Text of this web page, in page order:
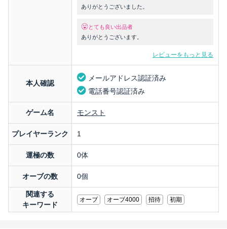
ありがとうございました。
とても良い出品者
ありがとうございます。
レビューをもっと見る
本人確認
メールアドレス認証済み
電話番号認証済み
ゲーム名 モンスト
プレイヤーランク 1
運極の数 0体
オーブの数 0個
関連する
キーワード
オーブ オーブ4000 招待 初期